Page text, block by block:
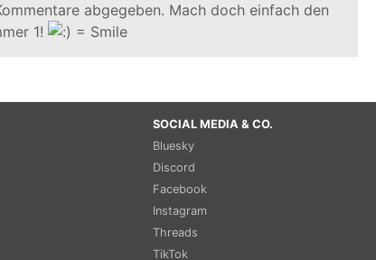
abgegeben. Mach doch einfach den
1!
SOCIAL MEDIA & CO.
Bluesky
Discord
Facebook
Instagram
Threads
TikTok